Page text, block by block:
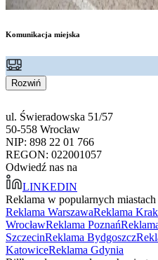
Komunikacja miejska
Rozwiń
ul. Świeradowska 51/57
50-558 Wrocław
NIP: 898 22 01 766
REGON: 022001057
Odwiedź nas na
LINKEDIN
Reklama w popularnych miastach
Reklama WarszawaReklama
WrocławReklama Poznań
SzczecinReklama Bydgoszcz
KatowiceReklama Gdynia